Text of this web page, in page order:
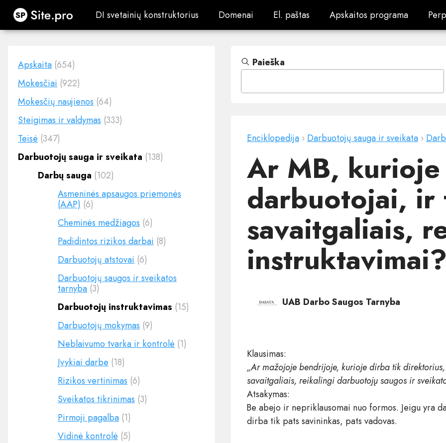
Site.pro DI svetainių konstruktorius
DI svetainių konstruktorius Domenai
Domenai El. paštas
El. paštas Apskaitos programa
Apskaitos programa
Apskaita (654)
Mokesčiai (922)
Mokesčių naujienos (64)
Steigimas ir valdymas (333)
Teisė (347)
Darbuotojų sauga ir sveikata (138)
Darbų sauga (102)
Asmeninės apsaugos priemonės
(AAP) (6)
Cheminės medžiagos (6)
Padidintos rizikos darbai (8)
Darbuotojų atstovai (6)
Darbuotojų saugos ir sveikatos
tarnyba (3)
Darbuotojų instruktavimas (15)
Darbuotojų mokymas (9)
Neblaivumo tvarka ir kontrolė (1)
Įvykiai darbe (18)
Rizikos vertinimas (6)
Sveikatos tikrinimas (3)
Pirmoji pagalba (1)
Vidinė kontrolė (5)
Paieška
Enciklopedija › Darbuotojų sauga ir sveikata ›
Ar MB,
darbuotojai, ir
savaitgaliais,
UAB Darbo Saugos Tarnyba
Klausimas:
„Ar mažojoje bendrijoje, kurioje dirba tik
savaitgaliais, reikalingi darbuotojų saugos ir
Atsakymas:
Be abejo ir nepriklausomai nuo formos. Jeigu yra
dirba tik pats savininkas, pats vadovas.